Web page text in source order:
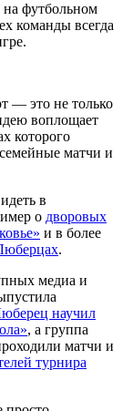
футбольном
команды всегда
— это не только
воплощает
которого
матчи и
в
о дворовых
и в более
.
медиа и
научил
, а группа
матчи и
турнира